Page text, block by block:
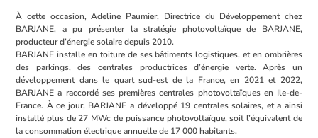
À cette occasion, Adeline Paumier, Directrice du Développement chez
BARJANE, a pu présenter la stratégie photovoltaïque de BARJANE,
producteur d’énergie solaire depuis 2010.
BARJANE installe en toiture de ses bâtiments logistiques, et en ombrières
des parkings, des centrales productrices d’énergie verte. Après un
développement dans le quart sud-est de la France, en 2021 et 2022,
BARJANE a raccordé ses premières centrales photovoltaïques en Ile-de-
France. À ce jour, BARJANE a développé 19 centrales solaires, et a ainsi
installé plus de 27 MWc de puissance photovoltaïque, soit l’équivalent de
la consommation électrique annuelle de 17 000 habitants.